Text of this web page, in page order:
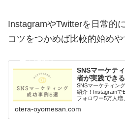
InstagramやTwitterを日常的
コツをつかめば比較的始めや
SNSマーケテ
者が実践でき
SNSマーケティン
紹介！Instagramで
フォロワー5万人増
でリード獲得数2倍
ントを解説。SNS
otera-oyomesan.com